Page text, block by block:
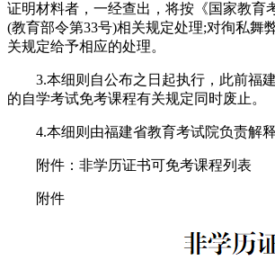
证明材料者，一经查出，将按《国家教育
(教育部令第33号)相关规定处理;对徇私舞
关规定给予相应的处理。
3.本细则自公布之日起执行，此前福
的自学考试免考课程有关规定同时废止。
4.本细则由福建省教育考试院负责解释
附件：非学历证书可免考课程列表
附件